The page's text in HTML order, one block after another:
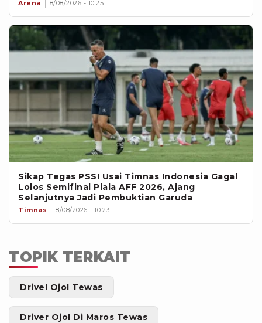
Arena 8/08/2026 - 10:25
Sikap Tegas PSSI Usai Timnas Indonesia Gagal
Lolos Semifinal Piala AFF 2026, Ajang
Selanjutnya Jadi Pembuktian Garuda
Timnas 8/08/2026 - 10:23
TOPIK TERKAIT
Drivel Ojol Tewas
Driver Ojol Di Maros Tewas